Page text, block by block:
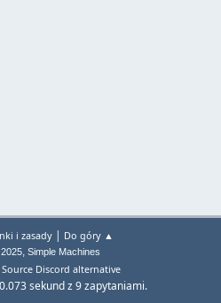
i zasady| Do góry ▲
, Simple Machines
Discord alternative
sekund z 9 zapytaniami.